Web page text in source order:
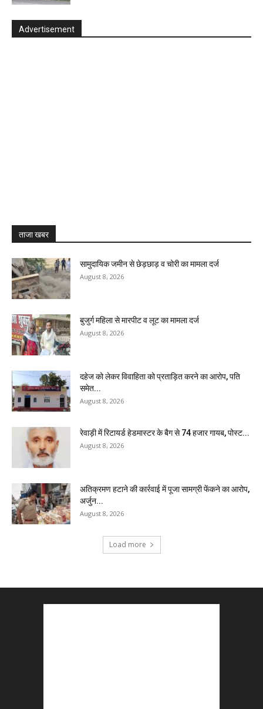
Advertisement
ताजा खबर
सामुदायिक जमीन से छेड़छाड़ व चोरी का मामला दर्ज
August 8, 2026
बुजुर्ग महिला से मारपीट व लूट का मामला दर्ज
August 8, 2026
दहेज को लेकर विवाहिता को प्रताड़ित करने का आरोप, पति
समेत...
August 8, 2026
रेवाड़ी में रिटायर्ड हेडमास्टर के बैग से ₹74 हजार गायब, पोस्ट...
August 8, 2026
अतिक्रमण हटाने की कार्रवाई में पूजा सामग्री फेंकने का आरोप,
अर्जुन...
August 8, 2026
Load more